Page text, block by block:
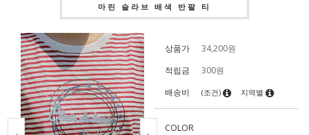
마린 슬라브 배색 반팔 티
상품가 34,200원
적립금
300원
배송비
(조건) 지역별
COLOR